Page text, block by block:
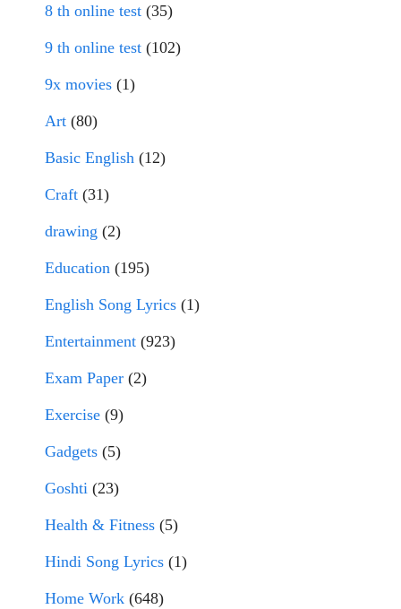
8 th online test (35)
9 th online test (102)
9x movies (1)
Art (80)
Basic English (12)
Craft (31)
drawing (2)
Education (195)
English Song Lyrics (1)
Entertainment (923)
Exam Paper (2)
Exercise (9)
Gadgets (5)
Goshti (23)
Health & Fitness (5)
Hindi Song Lyrics (1)
Home Work (648)